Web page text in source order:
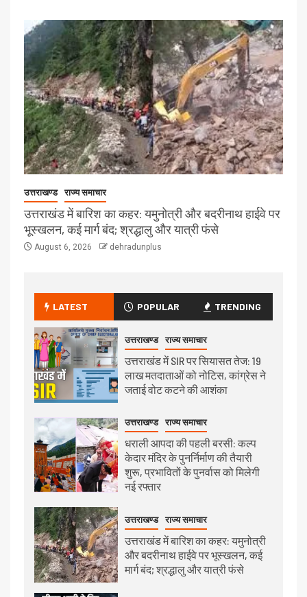
उत्तराखण्ड राज्य समाचार
उत्तराखंड में बारिश का कहर: यमुनोत्री और बदरीनाथ हाईवे पर
भूस्खलन, कई मार्ग बंद; श्रद्धालु और यात्री फंसे
August 6, 2026 dehradunplus
LATEST POPULAR TRENDING
उत्तराखण्ड राज्य समाचार
उत्तराखंड में SIR पर सियासत तेज: 19
लाख मतदाताओं को नोटिस, कांग्रेस ने
जताई वोट कटने की आशंका
उत्तराखण्ड राज्य समाचार
धराली आपदा की पहली बरसी: कल्प
केदार मंदिर के पुनर्निर्माण की तैयारी
शुरू, प्रभावितों के पुनर्वास को मिलेगी
नई रफ्तार
उत्तराखण्ड राज्य समाचार
उत्तराखंड में बारिश का कहर: यमुनोत्री
और बदरीनाथ हाईवे पर भूस्खलन, कई
मार्ग बंद; श्रद्धालु और यात्री फंसे